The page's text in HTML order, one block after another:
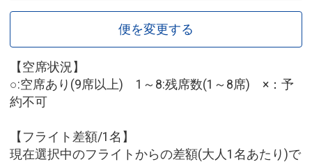
便を変更する
【空席状況】
○:空席あり(9席以上) 1～8:残席数(1～8席) ×：予
約不可
【フライト差額/1名】
現在選択中のフライトからの差額(大人1名あたり)で